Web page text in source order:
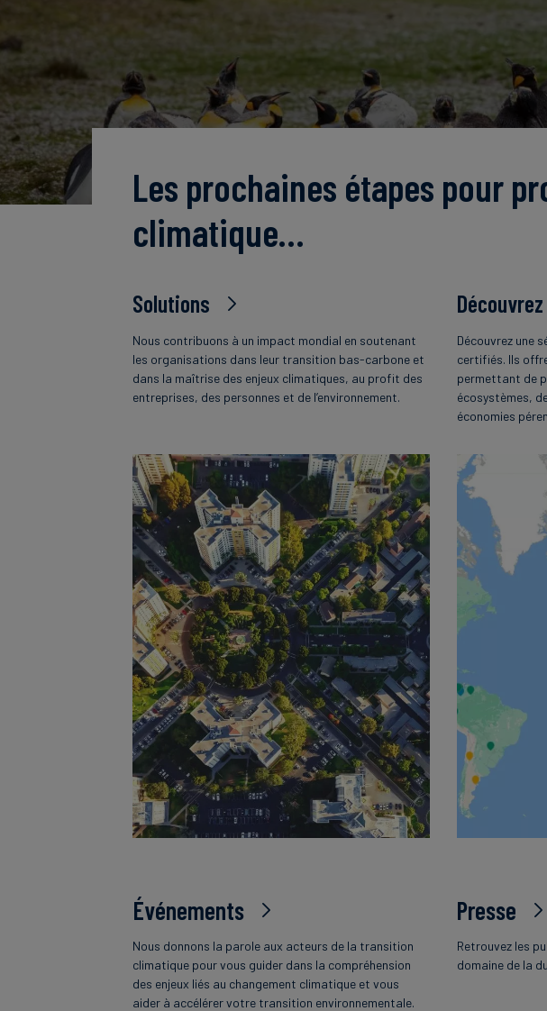
Les prochaines étapes pour
climatique…
Solutions
Nous contribuons à un impact mondial en soutenant
les organisations dans leur transition bas-carbone et
dans la maîtrise des enjeux climatiques, au profit des
entreprises, des personnes et de l’environnement.
Découvrez une
certifiés. Ils
permettant de
écosystèmes,
économies
Événements
Nous donnons la parole aux acteurs de la transition
climatique pour vous guider dans la compréhension
des enjeux liés au changement climatique et vous
aider à accélérer votre transition environnementale.
Presse
Retrouvez les
domaine de la